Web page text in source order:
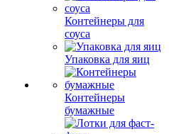
Контейнеры для
соуса
Упаковка для яиц
Контейнеры
бумажные